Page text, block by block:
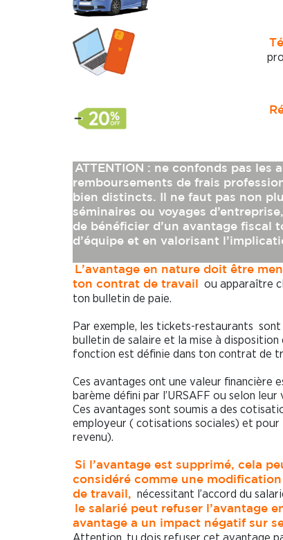
ATTENTION : ne confonds pas les
remboursements de frais
bien distincts. Il ne faut pas non
séminaires ou voyages
de bénéficier d’un avantage fiscal
d’équipe et en valorisant
L’avantage en nature doit être
ton contrat de travail
ou apparaître
ton bulletin de paie.
Par exemple, les tickets-restaurants
bulletin de salaire et la mise à disposition
fonction est définie dans ton contrat de
Ces avantages ont une valeur financière
barème défini par l’URSAFF ou selon leur
Ces avantages sont soumis a des
employeur ( cotisations sociales) et
revenu).
Si l’avantage est supprimé, cela
considéré comme une
de travail,
nécessitant l’accord du
le salarié peut refuser l’avantage
avantage a un impact négatif sur